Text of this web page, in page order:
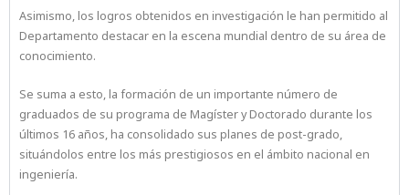
Asimismo, los logros obtenidos en investigación le han permitido al
Departamento destacar en la escena mundial dentro de su área de
conocimiento.
Se suma a esto, la formación de un importante número de
graduados de su programa de Magíster y Doctorado durante los
últimos 16 años, ha consolidado sus planes de post-grado,
situándolos entre los más prestigiosos en el ámbito nacional en
ingeniería.